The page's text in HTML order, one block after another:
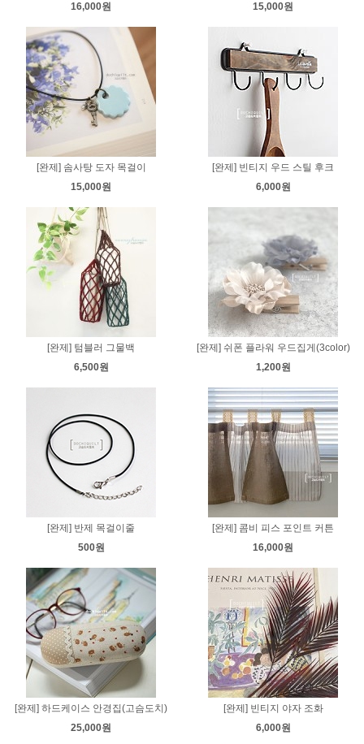
16,000원
15,000원
[완제] 솜사탕 도자 목걸이
15,000원
[완제] 빈티지 우드 스틸 후크
6,000원
[완제] 텀블러 그물백
6,500원
[완제] 쉬폰 플라워 우드집게(3color)
1,200원
[완제] 반제 목걸이줄
500원
[완제] 콤비 피스 포인트 커튼
16,000원
[완제] 하드케이스 안경집(고슴도치)
25,000원
[완제] 빈티지 야자 조화
6,000원